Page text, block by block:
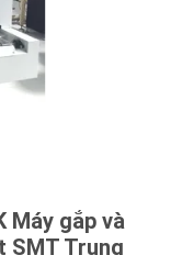
Máy gắp và
SMT Trung